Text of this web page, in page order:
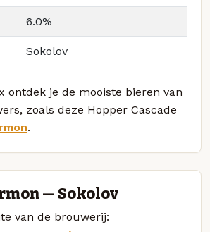
6.0%
Sokolov
ontdek je de mooiste bieren van
zoals deze Hopper Cascade
.
— Sokolov
van de brouwerij: